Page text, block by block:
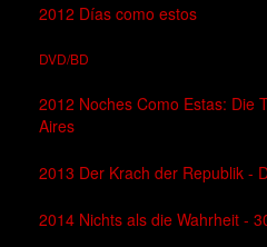
2012 Días como estos
DVD/BD
2012 Noches Como Estas: Die
Aires
2013 Der Krach der Republik -
2014 Nichts als die Wahrheit -